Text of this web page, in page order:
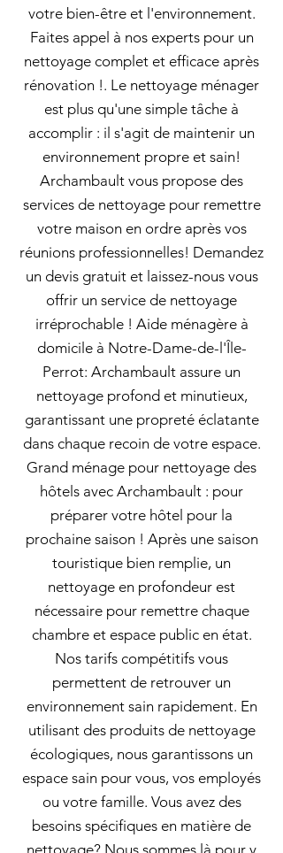
votre bien-être et l'environnement.
Faites appel à nos experts pour un
nettoyage complet et efficace après
rénovation !. Le nettoyage ménager
est plus qu'une simple tâche à
accomplir : il s'agit de maintenir un
environnement propre et sain!
Archambault vous propose des
services de nettoyage pour remettre
votre maison en ordre après vos
réunions professionnelles! Demandez
un devis gratuit et laissez-nous vous
offrir un service de nettoyage
irréprochable ! Aide ménagère à
domicile à Notre-Dame-de-l'Île-
Perrot: Archambault assure un
nettoyage profond et minutieux,
garantissant une propreté éclatante
dans chaque recoin de votre espace.
Grand ménage pour nettoyage des
hôtels avec Archambault : pour
préparer votre hôtel pour la
prochaine saison ! Après une saison
touristique bien remplie, un
nettoyage en profondeur est
nécessaire pour remettre chaque
chambre et espace public en état.
Nos tarifs compétitifs vous
permettent de retrouver un
environnement sain rapidement. En
utilisant des produits de nettoyage
écologiques, nous garantissons un
espace sain pour vous, vos employés
ou votre famille. Vous avez des
besoins spécifiques en matière de
nettoyage? Nous sommes là pour y